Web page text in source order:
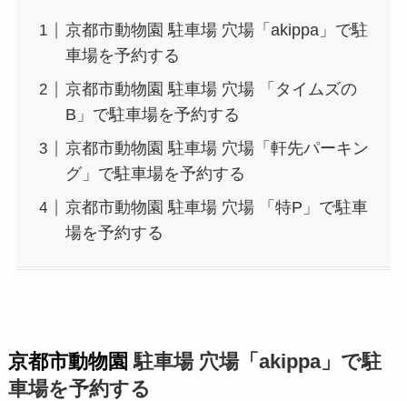
京都市動物園 駐車場 穴場「akippa」で駐
車場を予約する
京都市動物園 駐車場 穴場 「タイムズの
B」で駐車場を予約する
京都市動物園 駐車場 穴場「軒先パーキン
グ」で駐車場を予約する
京都市動物園 駐車場 穴場 「特P」で駐車
場を予約する
京都市動物園 駐車場 穴場「akippa」で駐
車場を予約する